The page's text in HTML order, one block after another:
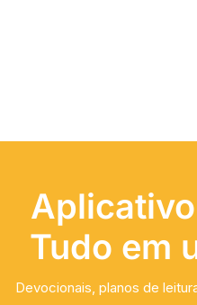
Tudo em
Devocionais, planos de